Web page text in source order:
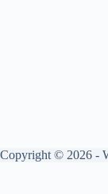
Copyright © 2026 -